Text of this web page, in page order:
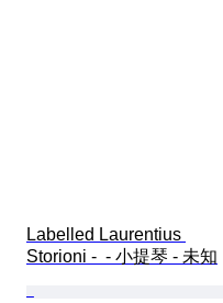
Labelled Laurentius
Storioni -  - 小提琴 - 未知